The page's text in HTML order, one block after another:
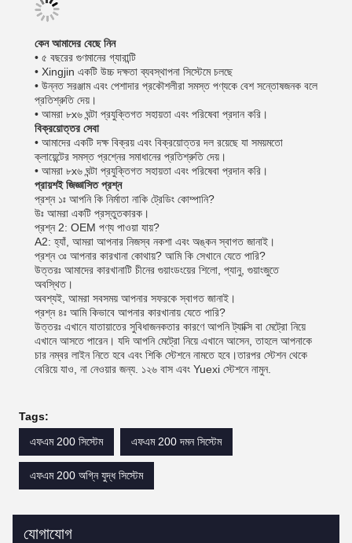
কেন আমাদের বেছে নিন
• ৫ বছরের গুণমানের গ্যারান্টি
• Xingjin একটি উচ্চ দক্ষতা ব্যবস্থাপনা সিস্টেমে চলছে
• উন্নত সরঞ্জাম এবং পেশাদার প্রকৌশলীরা সমস্ত পণ্যকে বেশ সন্তোষজনক বলে
প্রতিশ্রুতি দেয়।
• আমরা ৮x৬ ঘন্টা প্রযুক্তিগত সহায়তা এবং পরিষেবা প্রদান করি।
বিক্রয়োত্তর সেবা
• আমাদের একটি দক্ষ বিক্রয় এবং বিক্রয়োত্তর দল রয়েছে যা সময়মতো
ক্লায়েন্টের সমস্ত প্রশ্নের সমাধানের প্রতিশ্রুতি দেয়।
• আমরা ৮x৬ ঘন্টা প্রযুক্তিগত সহায়তা এবং পরিষেবা প্রদান করি।
প্রায়শই জিজ্ঞাসিত প্রশ্ন
প্রশ্ন ১ঃ আপনি কি নির্মাতা নাকি ট্রেডিং কোম্পানি?
উঃ আমরা একটি প্রস্তুতকারক।
প্রশ্ন 2: OEM পণ্য পাওয়া যায়?
A2: হ্যাঁ, আমরা আপনার নিজস্ব নকশা এবং অঙ্কন স্বাগত জানাই।
প্রশ্ন ৩ঃ আপনার কারখানা কোথায়? আমি কি সেখানে যেতে পারি?
উত্তরঃ আমাদের কারখানাটি চীনের গুয়াংডংয়ের শিলো, প্যানু, গুয়াংজুতে
অবস্থিত।
অবশ্যই, আমরা সবসময় আপনার সফরকে স্বাগত জানাই।
প্রশ্ন ৪ঃ আমি কিভাবে আপনার কারখানায় যেতে পারি?
উত্তরঃ এখানে যাতায়াতের সুবিধাজনকতার কারণে আপনি ট্যাক্সি বা মেট্রো নিয়ে
এখানে আসতে পারেন। যদি আপনি মেট্রো নিয়ে এখানে আসেন, তাহলে আপনাকে
চার নম্বর লাইন নিতে হবে এবং শিকি স্টেশনে নামতে হবে।তারপর স্টেশন থেকে
বেরিয়ে যাও, না নেওয়ার জন্য. ১২৬ বাস এবং Yuexi স্টেশনে নামুন.
Tags:
এফএম 200 সিস্টেম
এফএম 200 দমন সিস্টেম
এফএম 200 অগ্নি যুদ্ধ সিস্টেম
যোগাযোগ